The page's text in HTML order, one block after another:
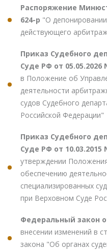
Распоряжение
624-р "О
действующего
Приказ Судебного
Суде РФ от 05.05.2026
в Положение об
деятельности
судов Судебного
Российской Федерации"
Приказ Судебного
Суде РФ от 10.03.2015
утверждении
обеспечению
специализированных
при Верховном Суде
Федеральный закон
внесении изменений в
закона "Об органах